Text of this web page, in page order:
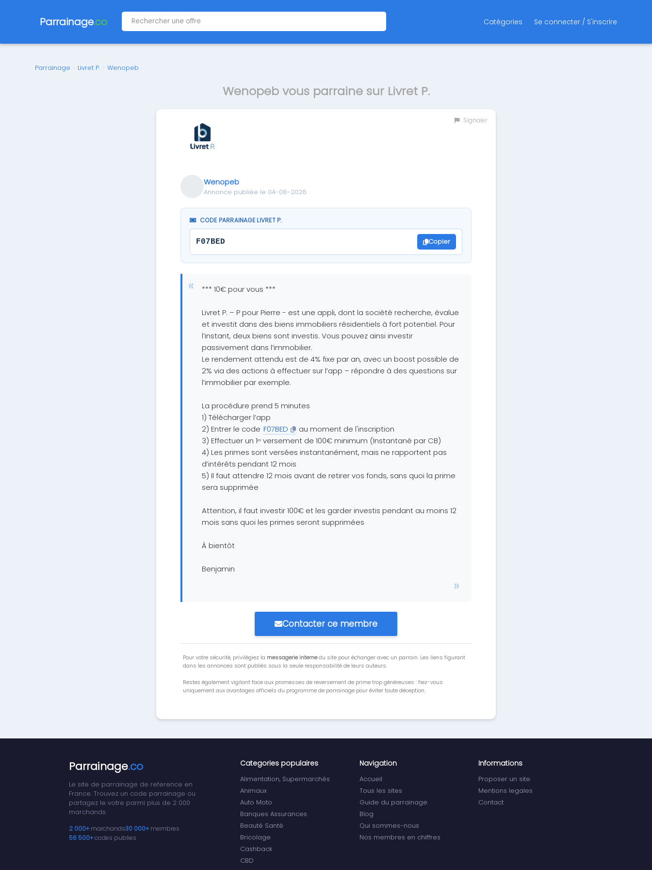
Parrainage.co Catégories Se connecter / S'inscrire
Parrainage › Livret P. › Wenopeb
Wenopeb vous parraine sur Livret P.
Signaler
Wenopeb
Annonce publiée le 04-08-2026
CODE PARRAINAGE LIVRET P.
F07BED Copier
*** 10€ pour vous ***
Livret P. – P pour Pierre - est une appli, dont la société recherche, évalue
et investit dans des biens immobiliers résidentiels à fort potentiel. Pour
l’instant, deux biens sont investis. Vous pouvez ainsi investir
passivement dans l’immobilier.
Le rendement attendu est de 4% fixe par an, avec un boost possible de
2% via des actions à effectuer sur l’app – répondre à des questions sur
l’immobilier par exemple.
La procédure prend 5 minutes
1) Télécharger l’app
2) Entrer le code F07BED
au moment de l'inscription
3) Effectuer un 1ᵉʳ versement de 100€ minimum (Instantané par CB)
4) Les primes sont versées instantanément, mais ne rapportent pas
d’intérêts pendant 12 mois
5) Il faut attendre 12 mois avant de retirer vos fonds, sans quoi la prime
sera supprimée
Attention, il faut investir 100€ et les garder investis pendant au moins 12
mois sans quoi les primes seront supprimées
À bientôt
Benjamin
Contacter ce membre
Pour votre sécurité, privilégiez la messagerie internedu site pour échanger avec un parrain. Les liens figurant
dans les annonces sont publiés sous la seule responsabilité de leurs auteurs.
Restez également vigilant face aux promesses de reversement de prime trop généreuses : fiez-vous
uniquement aux avantages officiels du programme de parrainage pour éviter toute déception.
Parrainage.co
Le site de parrainage de reference en
France. Trouvez un code parrainage ou
partagez le votre parmi plus de 2 000
marchands.
2 000+ marchands30 000+ membres
56 500+codes publies
Categories populaires
Alimentation, Supermarchés
Animaux
Auto Moto
Banques Assurances
Beauté Santé
Bricolage
Cashback
CBD
Navigation
Accueil
Tous les sites
Guide du parrainage
Blog
Qui sommes-nous
Nos membres en chiffres
Informations
Proposer un site
Mentions legales
Contact